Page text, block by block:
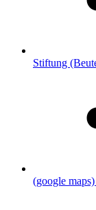
Stiftung
(google maps)